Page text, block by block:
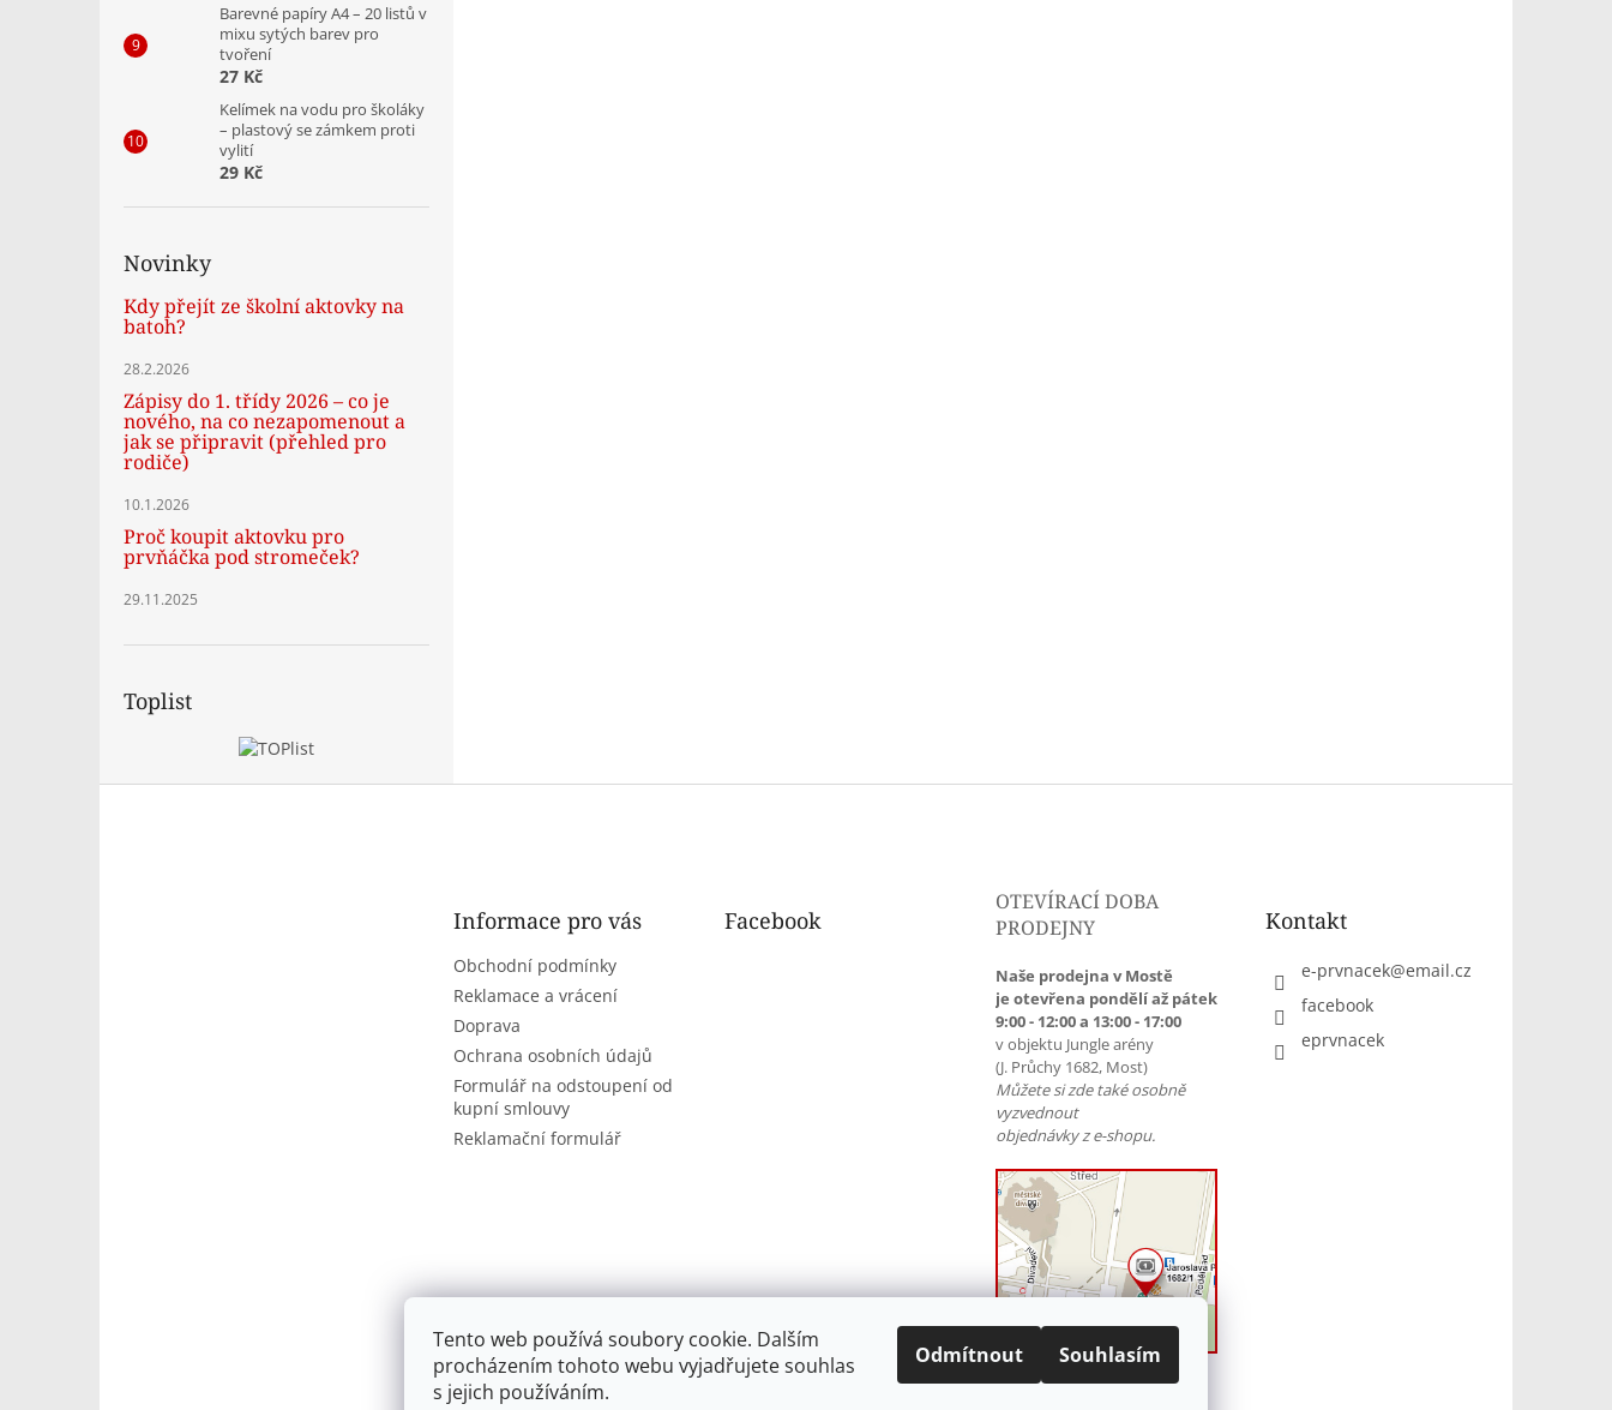
Tento web používá soubory cookie. Dalším
procházením tohoto webu vyjadřujete souhlas
s jejich používáním.
Odmítnout Souhlasím
Barevné papíry A4 – 20 listů v
mixu sytých barev pro
tvoření
27 Kč
Kelímek na vodu pro školáky
– plastový se zámkem proti
vylití
29 Kč
Novinky
Kdy přejít ze školní aktovky na
batoh?
28.2.2026
Zápisy do 1. třídy 2026 – co je
nového, na co nezapomenout a
jak se připravit (přehled pro
rodiče)
10.1.2026
Proč koupit aktovku pro
prvňáčka pod stromeček?
29.11.2025
Toplist
Informace pro vás
Obchodní podmínky
Reklamace a vrácení
Doprava
Ochrana osobních údajů
Formulář na odstoupení od
kupní smlouvy
Reklamační formulář
Facebook
OTEVÍRACÍ DOBA
PRODEJNY
Naše prodejna v Mostě
je otevřena pondělí až pátek
9:00 - 12:00 a 13:00 - 17:00
v objektu Jungle arény
(J. Průchy 1682, Most)
Můžete si zde také osobně
vyzvednout
objednávky z e-shopu.
Kontakt
e-prvnacek@email.cz
facebook
eprvnacek